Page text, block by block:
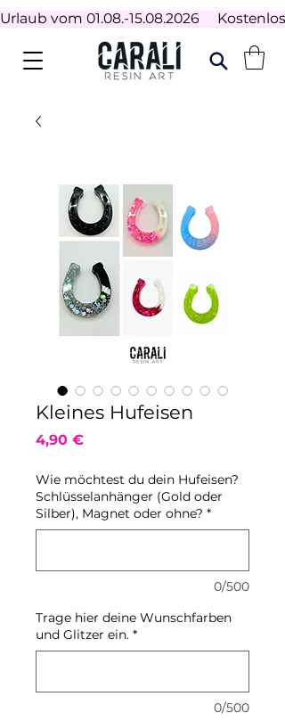
Urlaub vom 01.08.-15.08.2026
Kleines Hufeisen
4,90 €Preis
Wie möchtest du dein Hufeisen?
Schlüsselanhänger (Gold oder
Silber), Magnet oder ohne? *
0/500
Trage hier deine Wunschfarben
und Glitzer ein. *
0/500